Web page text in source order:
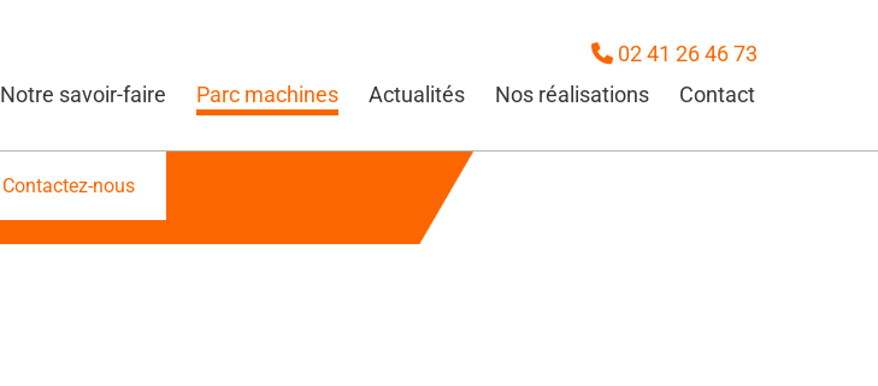
02 41 26 46 73
Notre savoir-faire Parc machines Actualités Nos réalisations Contact
Contactez-nous